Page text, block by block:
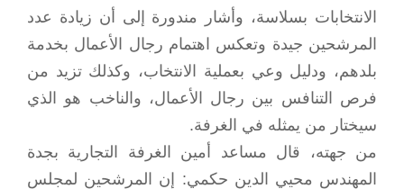
الانتخابات بسلاسة، وأشار مندورة إلى أن زيادة عدد
المرشحين جيدة وتعكس اهتمام رجال الأعمال بخدمة
بلدهم، ودليل وعي بعملية الانتخاب، وكذلك تزيد من
فرص التنافس بين رجال الأعمال، والناخب هو الذي
سيختار من يمثله في الغرفة.
من جهته، قال مساعد أمين الغرفة التجارية بجدة
المهندس محيي الدين حكمي: إن المرشحين لمجلس